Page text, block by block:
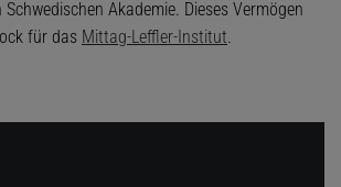
Akademie. Dieses Vermögen
für das Mittag-Leffler-Institut.